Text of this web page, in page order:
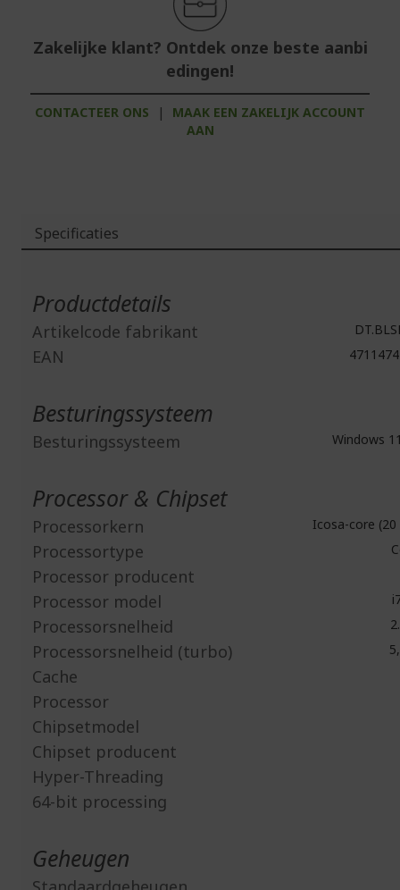
Zakelijke klant? Ontdek onze beste aanbi
edingen!
CONTACTEER ONS |
MAAK EEN ZAKELIJK ACCOUNT
AAN
Specificaties
Productdetails
Artikelcode fabrikant
EAN
Besturingssysteem
Besturingssysteem Windows
Processor & Chipset
Processorkern Icosa-core
Processortype
Processor producent
Processor model
Processorsnelheid
Processorsnelheid (turbo)
Cache
Processor
Chipsetmodel
Chipset producent
Hyper-Threading
64-bit processing
Geheugen